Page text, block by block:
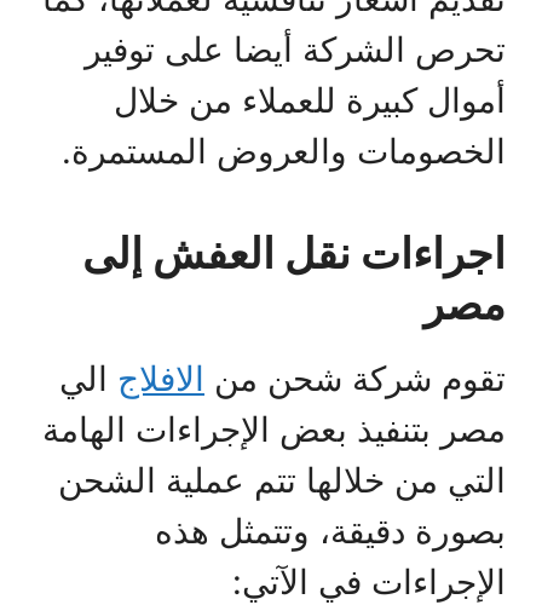
تحرص الشركة أيضا على توفير
أموال كبيرة للعملاء من خلال
الخصومات والعروض المستمرة.
اجراءات نقل العفش إلى
مصر
تقوم شركة شحن من الافلاج الي
مصر بتنفيذ بعض الإجراءات الهامة
التي من خلالها تتم عملية الشحن
بصورة دقيقة، وتتمثل هذه
الإجراءات في الآتي: